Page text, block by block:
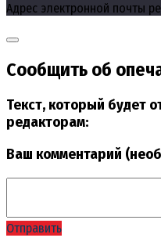
Адрес электронной почты
Сообщить об
Текст, который будет
редакторам:
Ваш комментарий
Отправить